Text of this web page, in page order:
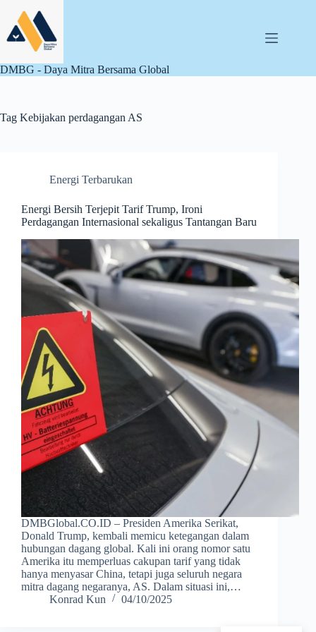
content
DMBG - Daya Mitra Bersama Global
Tag Kebijakan perdagangan AS
Energi Terbarukan
Energi Bersih Terjepit Tarif Trump, Ironi
Perdagangan Internasional sekaligus Tantangan Baru
DMBGlobal.CO.ID – Presiden Amerika Serikat,
Donald Trump, kembali memicu ketegangan dalam
hubungan dagang global. Kali ini orang nomor satu
Amerika itu memperluas cakupan tarif yang tidak
hanya menyasar China, tetapi juga seluruh negara
mitra dagang negaranya, AS. Dalam situasi ini,…
Konrad Kun
04/10/2025